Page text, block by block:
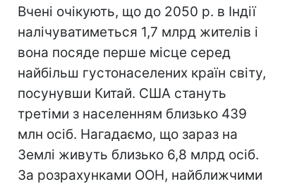
Вчені очікують, що до 2050 р. в Індії
налічуватиметься 1,7 млрд жителів і
вона посяде перше місце серед
найбільш густонаселених країн світу,
посунувши Китай. США стануть
третіми з населенням близько 439
млн осіб. Нагадаємо, що зараз на
Землі живуть близько 6,8 млрд осіб.
За розрахунками ООН, найближчими